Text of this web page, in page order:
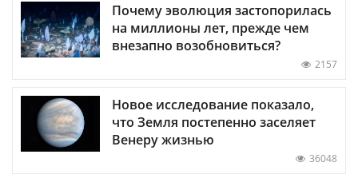
Почему эволюция застопорилась
на миллионы лет, прежде чем
внезапно возобновиться?
2157
Новое исследование показало,
что Земля постепенно заселяет
Венеру жизнью
36048